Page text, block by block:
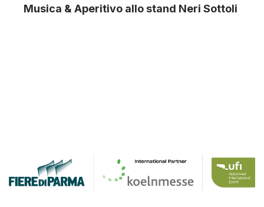
Musica & Aperitivo allo stand Neri Sottoli